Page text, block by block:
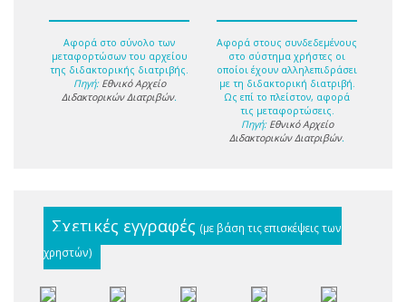
Αφορά στο σύνολο των
μεταφορτώσων του αρχείου
της διδακτορικής διατριβής.
Πηγή: Εθνικό Αρχείο
Διδακτορικών Διατριβών.
Αφορά στους συνδεδεμένους
στο σύστημα χρήστες οι
οποίοι έχουν αλληλεπιδράσει
με τη διδακτορική διατριβή.
Ως επί το πλείστον, αφορά
τις μεταφορτώσεις.
Πηγή: Εθνικό Αρχείο
Διδακτορικών Διατριβών.
Σχετικές εγγραφές (με βάση τις επισκέψεις των
χρηστών)